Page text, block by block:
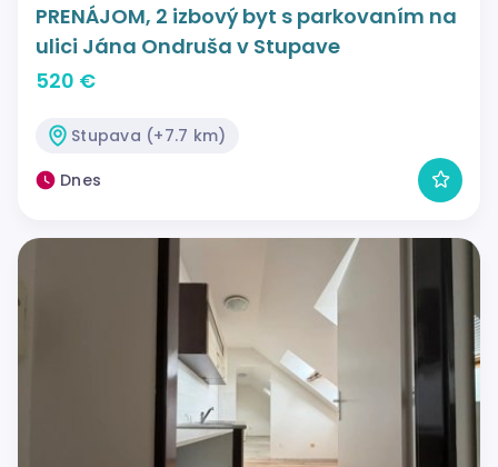
PRENÁJOM, 2 izbový byt s parkovaním na
ulici Jána Ondruša v Stupave
520 €
Stupava (+7.7 km)
Dnes